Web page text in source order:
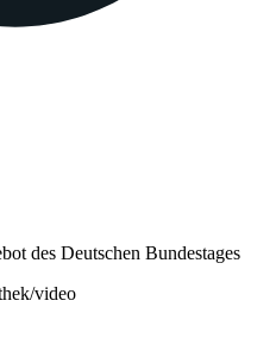
des Deutschen Bundestages
video